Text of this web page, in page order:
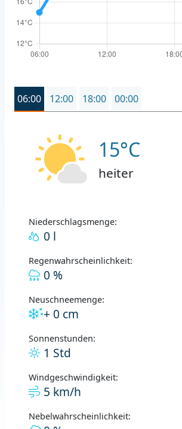
06:00 12:00 18:00 00:00
15°C
heiter
Niederschlagsmenge:
0 l
Regenwahrscheinlichkeit:
0 %
Neuschneemenge:
+ 0 cm
Sonnenstunden:
1 Std
Windgeschwindigkeit:
5 km/h
Nebelwahrscheinlichkeit: